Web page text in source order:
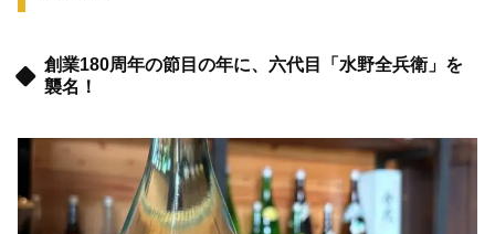
創業180周年の節目の年に、六代目「水野全兵衛」を
襲名！